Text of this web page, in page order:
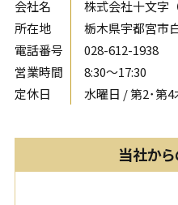
会社名
株式会社十文字
所在地
栃木県宇都宮市
電話番号
028-612-1938
営業時間
8:30〜17:30
定休日
水曜日 / 第2･第4
当社か